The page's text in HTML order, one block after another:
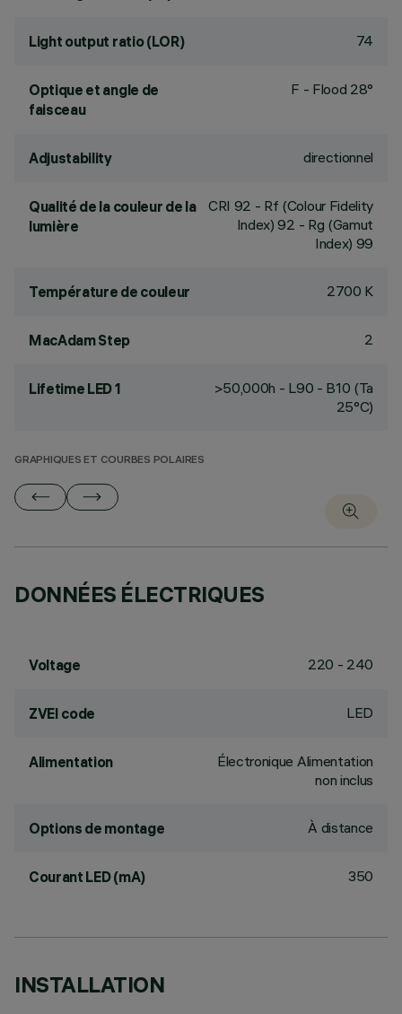
Light output ratio (LOR) 74
Optique et angle de
faisceau
F - Flood 28°
Adjustability directionnel
Qualité de la couleur de la
lumière
CRI 92 - Rf (Colour Fidelity
Index) 92 - Rg (Gamut
Index) 99
Température de couleur 2700 K
MacAdam Step 2
Lifetime LED 1
>50,000h - L90 - B10 (Ta
25°C)
GRAPHIQUES ET COURBES POLAIRES
DONNÉES ÉLECTRIQUES
Voltage 220 - 240
ZVEI code LED
Alimentation
Électronique Alimentation
non inclus
Options de montage À distance
Courant LED (mA) 350
INSTALLATION